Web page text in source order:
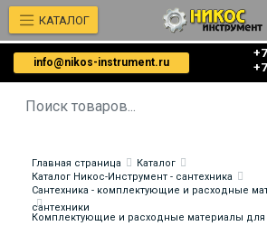
info@nikos-instrument.ru
КАТАЛОГ
Главная страница
Каталог
Каталог Никос-Инструмент - сантехника
Сантехника - комплектующие и расходные
сантехники
Комплектующие и расходные материалы для